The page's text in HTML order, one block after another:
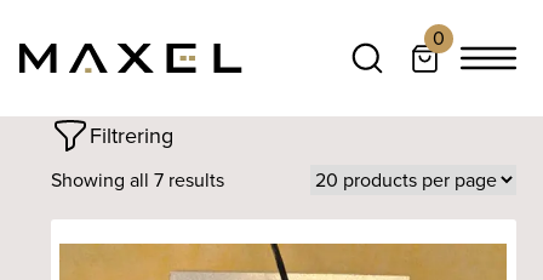
0
Filtrering
Showing all 7 results